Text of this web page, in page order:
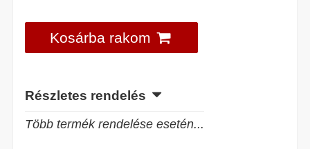
Kosárba rakom
Részletes rendelés
Több termék rendelése esetén...